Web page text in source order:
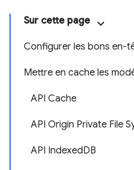
Sur cette page
Configurer les bons en-
Mettre en cache les
API Cache
API Origin Private File
API IndexedDB